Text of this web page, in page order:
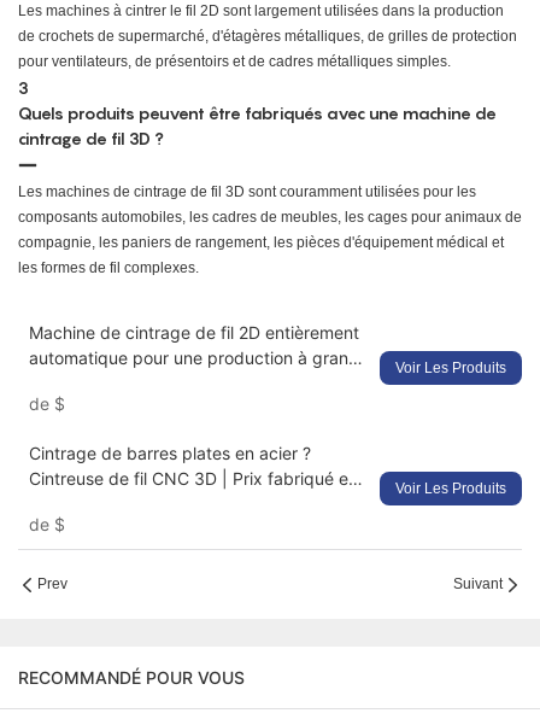
Les machines à cintrer le fil 2D sont largement utilisées dans la production
de crochets de supermarché, d'étagères métalliques, de grilles de protection
pour ventilateurs, de présentoirs et de cadres métalliques simples.
3
Quels produits peuvent être fabriqués avec une machine de
cintrage de fil 3D ?
Les machines de cintrage de fil 3D sont couramment utilisées pour les
composants automobiles, les cadres de meubles, les cages pour animaux de
compagnie, les paniers de rangement, les pièces d'équipement médical et
les formes de fil complexes.
Machine de cintrage de fil 2D entièrement
automatique pour une production à grande
de $
Voir Les Produits
Cintrage de barres plates en acier ?
Cintreuse de fil CNC 3D | Prix fabriqué en
de $
Voir Les Produits
Prev Suivant
RECOMMANDÉ POUR VOUS